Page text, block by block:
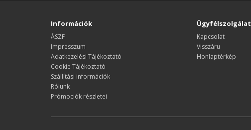
Információk
ÁSZF
Impresszum
Adatkezelési Tájékoztató
Cookie Tájékoztató
Szállítási információk
Rólunk
Prómociók részletei
Ügyfélszolgálat
Kapcsolat
Visszáru
Honlaptérkép